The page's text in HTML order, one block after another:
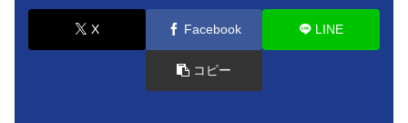
X Facebook LINE
コピー